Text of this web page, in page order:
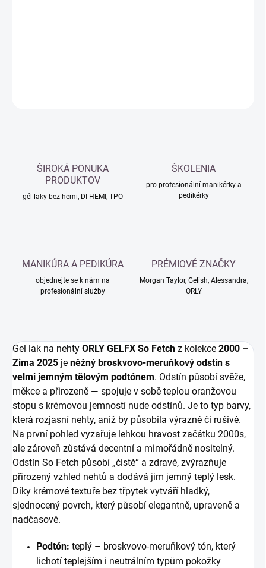
ŠIROKÁ PONUKA
PRODUKTOV
gél laky bez hemi, DI-HEMI, TPO
ŠKOLENIA
pro profesionální manikérky a
pedikérky
MANIKÚRA A PEDIKÚRA
objednejte se k nám na
profesionální služby
PRÉMIOVÉ ZNAČKY
Morgan Taylor, Gelish, Alessandra,
ORLY
Gel lak na nehty ORLY GELFX So Fetch z kolekce 2000 –
Zima 2025 je něžný broskvovo-meruňkový odstín s
velmi jemným tělovým podtónem. Odstín působí svěže,
měkce a přirozeně — spojuje v sobě teplou oranžovou
stopu s krémovou jemností nude odstínů. Je to typ barvy,
která rozjasní nehty, aniž by působila výrazně či rušivě.
Na první pohled vyzařuje lehkou hravost začátku 2000s,
ale zároveň zůstává decentní a mimořádně nositelný.
Odstín So Fetch působí „čistě“ a zdravě, zvýrazňuje
přirozený vzhled nehtů a dodává jim jemný teplý lesk.
Díky krémové textuře bez třpytek vytváří hladký,
sjednocený povrch, který působí elegantně, upraveně a
nadčasově.
Podtón: teplý – broskvovo-meruňkový tón, který
lichotí teplejším i neutrálním typům pokožky